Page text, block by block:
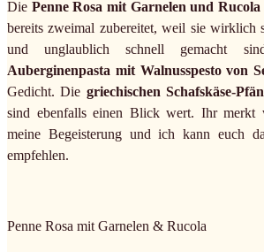
Die Penne Rosa mit Garnelen und Rucola
bereits zweimal zubereitet, weil sie wirklich
und unglaublich schnell gemacht
Auberginenpasta mit Walnusspesto von
Gedicht. Die griechischen Schafskäse-
sind ebenfalls einen Blick wert. Ihr merkt
meine Begeisterung und ich kann euch
empfehlen.
Penne Rosa mit Garnelen & Rucola